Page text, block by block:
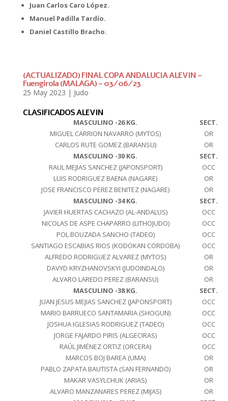
Juan Carlos Caro López.
Manuel Padilla Tardío.
Daniel Castillo Bracho.
(ACTUALIZADO) FINAL COPA ANDALUCIA ALEVIN –
Fuengirola (MALAGA) – 03/06/23
25 May 2023 | Judo
CLASIFICADOS ALEVIN
MASCULINO -26 KG.
SECT.
MIGUEL CARRION NAVARRO (MYTOS)
OR
CARLOS RUTE GOMEZ (BARANSU)
OR
MASCULINO -30 KG.
SECT.
RAUL MEJIAS SANCHEZ (JAPONSPORT)
OCC
LUIS RODRIGUEZ BAENA (NAGARE)
OR
JOSE FRANCISCO PEREZ BENITEZ (NAGARE)
OR
MASCULINO -34 KG.
SECT.
JAVIER HUERTAS CACHAZO (AL-ANDALUS)
OCC
NICOLAS DE ASPE CHAPARRO (LITHOJUDO)
OCC
POL BOUZADA SANCHO (TADEO)
OCC
SANTIAGO ESCABIAS RIOS (KODOKAN CORDOBA)
OCC
ALFREDO RODRIGUEZ ALVAREZ (MYTOS)
OR
DAVYD KRYZHANOVSKYI (JUDOINDALO)
OR
ALVARO LAREDO PEREZ (BARANSU)
OR
MASCULINO -38 KG.
SECT.
JUAN JESUS MEJIAS SANCHEZ (JAPONSPORT)
OCC
MARIO BARRUECO SANTAMARIA (SHOGUN)
OCC
JOSHUA IGLESIAS RODRIGUEZ (TADEO)
OCC
JORGE FAJARDO PIRIS (ALGECIRAS)
OCC
RAÚL JIMÉNEZ ORTIZ (ORCERA)
OCC
MARCOS BOJ BAREA (UMA)
OR
PABLO ZAPATA BAUTISTA (SAN FERNANDO)
OR
MAKAR VASYLCHUK (ARIAS)
OR
ALVARO MANZANARES PEREZ (MIJAS)
OR